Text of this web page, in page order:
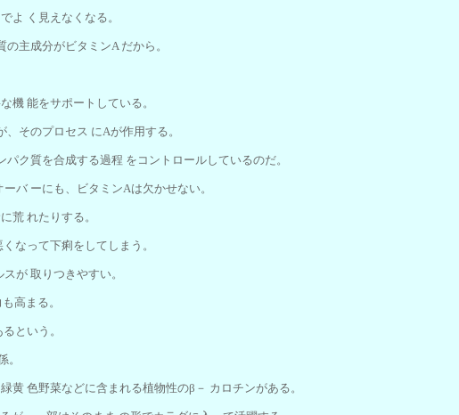
よ く見えなくなる。
主成分がビタミンA だから。
機 能をサポートしている。
そのプロセス にAが作用する。
ク質を合成する過程 をコントロールしているのだ。
バ ーにも、ビタミンAは欠かせない。
荒 れたりする。
なって下痢をしてしまう。
が 取りつきやすい。
高まる。
という。
。
色野菜などに含まれる植物性のβ－ カロチンがある。